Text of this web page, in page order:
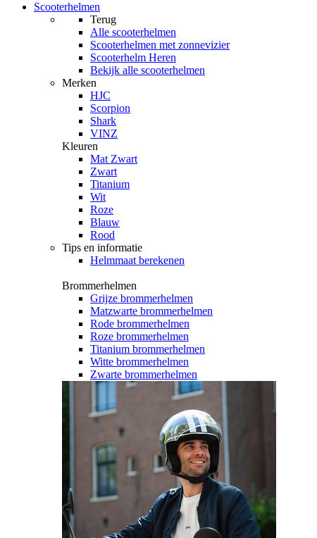
Scooterhelmen
Terug
Alle scooterhelmen
Scooterhelmen met zonnevizier
Scooterhelm Heren
Bekijk alle scooterhelmen
Merken
HJC
Scorpion
Shark
VINZ
Kleuren
Mat Zwart
Zwart
Titanium
Wit
Roze
Blauw
Rood
Tips en informatie
Helmmaat berekenen
Brommerhelmen
Grijze brommerhelmen
Matzwarte brommerhelmen
Rode brommerhelmen
Roze brommerhelmen
Titanium brommerhelmen
Witte brommerhelmen
Zwarte brommerhelmen